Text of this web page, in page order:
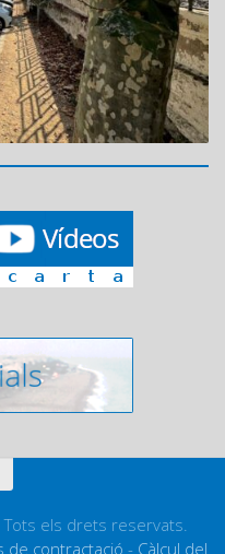
Tots els drets reservats.
de contractació - Càlcul del